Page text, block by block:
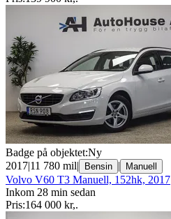
Badge på objektet:Ny
2017|11 780 mil| Bensin | Manuell
Volvo V60 T3 Manuell, 152hk, 2017
Inkom 28 min sedan
Pris:164 000 kr,.